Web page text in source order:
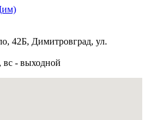
42Б, Димитровград, ул.
вс - выходной